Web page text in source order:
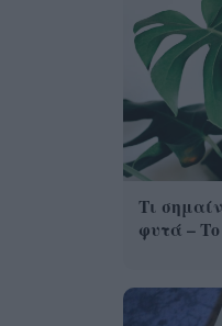
Τι
φυτά –